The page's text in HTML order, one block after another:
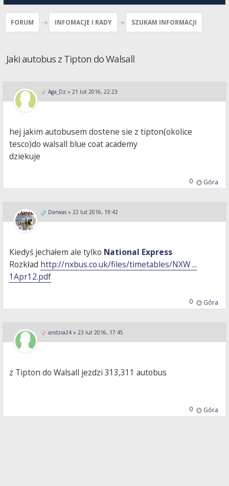
FORUM INFOMACJE I RADY SZUKAM INFORMACJI
Jaki autobus z Tipton do Walsall
Aga_Dz » 21 lut 2016, 22:23
hej jakim autobusem dostene sie z tipton(okolice
tesco)do walsall blue coat academy
dziekuje
Góra
0
Darwas » 22 lut 2016, 19:42
Kiedyś jechałem ale tylko National Express
Rozkład http://nxbus.co.uk/files/timetables/NXW ...
1Apr12.pdf
Góra
0
andzia24 » 23 lut 2016, 17:45
z Tipton do Walsall jezdzi 313,311 autobus
Góra
0